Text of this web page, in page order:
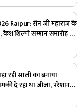
Raipur: सेन जी महाराज के
केश शिल्पी सम्मान समारोह में
भवन के लिए इतने लाख
रही साली का बनाया
दे रहा था जीजा, परेशान